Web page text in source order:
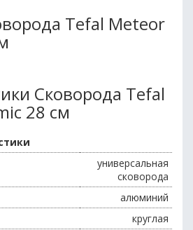
Tefal Meteor
Сковорода Tefal
28 см
универсальная
сковорода
алюминий
круглая